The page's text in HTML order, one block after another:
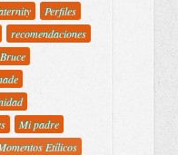
Perfiles
recomendaciones
Bruce
Mi padre
Etílicos